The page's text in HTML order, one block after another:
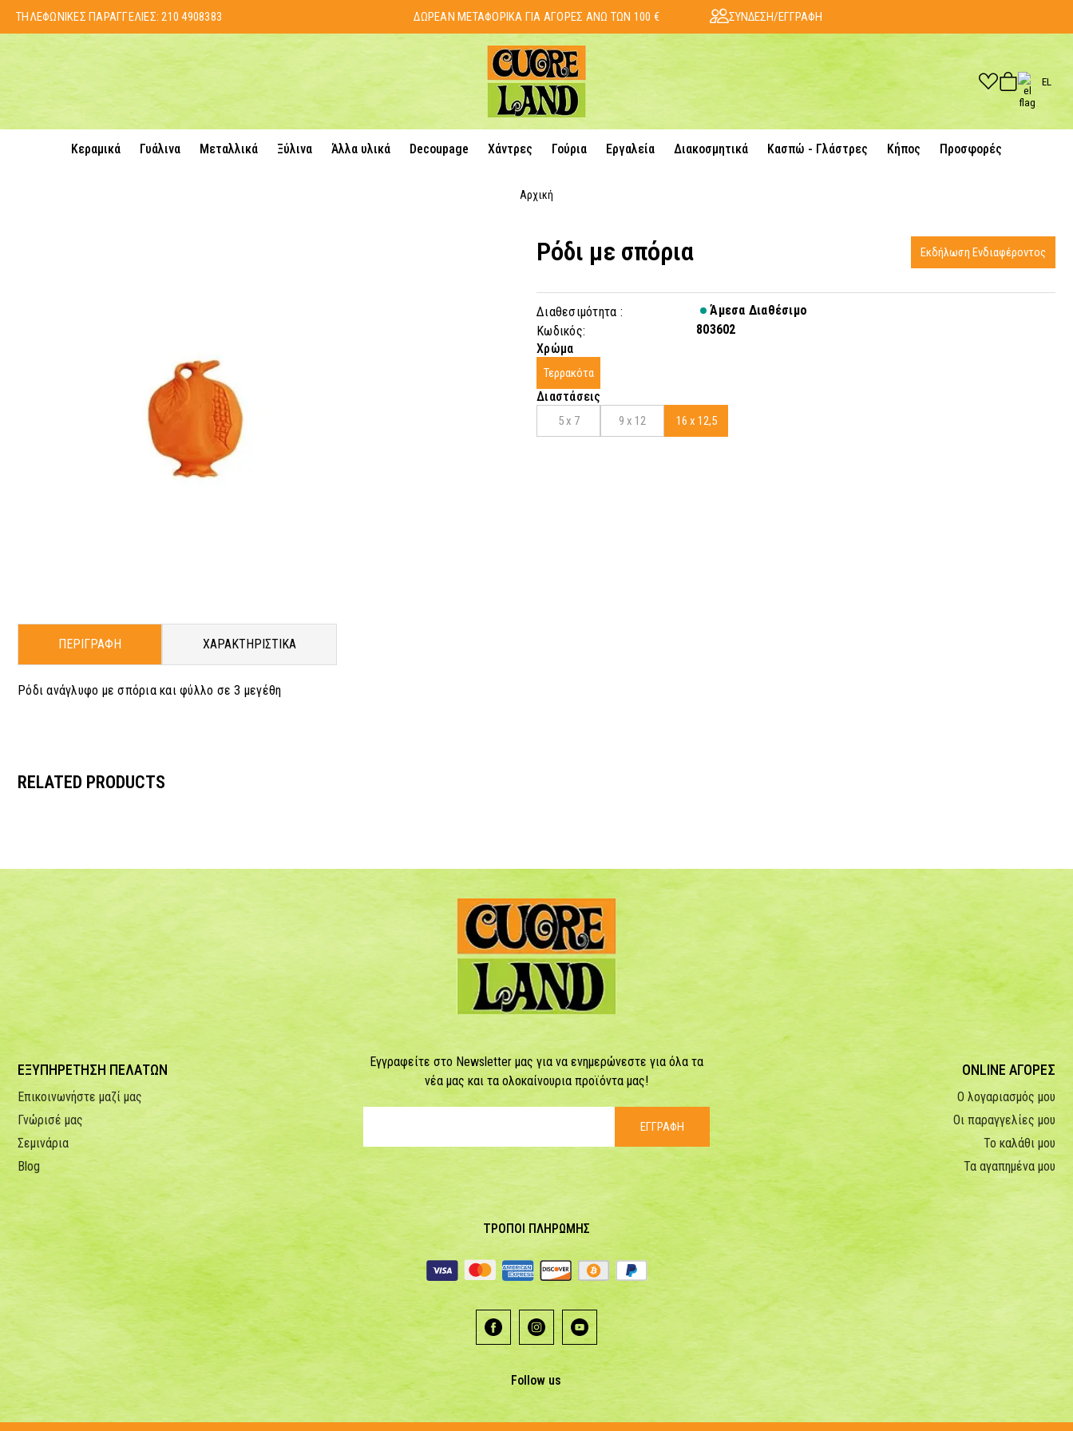
ΤΗΛΕΦΩΝΙΚΕΣ ΠΑΡΑΓΓΕΛΙΕΣ:210 4908383 ΔΩΡΕΑΝ ΜΕΤΑΦΟΡΙΚΑ ΓΙΑ ΑΓΟΡΕΣ ΑΝΩ ΤΩΝ 100 € ΣΥΝΔΕΣΗ/ΕΓΓΡΑΦΗ
EL
Κεραμικά Γυάλινα Μεταλλικά Ξύλινα Άλλα υλικά Decoupage Χάντρες Γούρια Εργαλεία Διακοσμητικά Κασπώ - Γλάστρες Κήπος Προσφορές
Αρχική
Ρόδι με σπόρια
Διαθεσιμότητα :
Άμεσα Διαθέσιμο
Κωδικός:
803602
Χρώμα
Τερρακότα
Διαστάσεις
5 x 7 9 x 12 16 x 12,5
ΠΕΡΙΓΡΑΦΗ ΧΑΡΑΚΤΗΡΙΣΤΙΚΑ
Ρόδι ανάγλυφο με σπόρια και φύλλο σε 3 μεγέθη
Εκδήλωση Ενδιαφέροντος
RELATED PRODUCTS
ΕΞΥΠΗΡΕΤΗΣΗ ΠΕΛΑΤΩΝ
Επικοινωνήστε μαζί μας
Γνώρισέ μας
Σεμινάρια
Blog
Εγγραφείτε στο Newsletter μας για να ενημερώνεστε για όλα τα
νέα μας και τα ολοκαίνουρια προϊόντα μας!
ΕΓΓΡΑΦΗ
ONLINE ΑΓΟΡΕΣ
Ο λογαριασμός μου
Οι παραγγελίες μου
Το καλάθι μου
Τα αγαπημένα μου
ΤΡΟΠΟΙ ΠΛΗΡΩΜΗΣ
Follow us